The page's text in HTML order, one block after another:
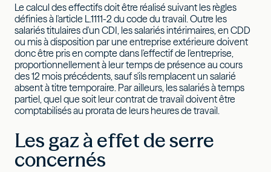
Le calcul des effectifs doit être réalisé suivant les règles
définies à l'article L.1111-2 du code du travail. Outre les
salariés titulaires d'un CDI, les salariés intérimaires, en CDD
ou mis à disposition par une entreprise extérieure doivent
donc être pris en compte dans l'effectif de l'entreprise,
proportionnellement à leur temps de présence au cours
des 12 mois précédents, sauf s'ils remplacent un salarié
absent à titre temporaire. Par ailleurs, les salariés à temps
partiel, quel que soit leur contrat de travail doivent être
comptabilisés au prorata de leurs heures de travail.
Les gaz à effet de serre
concernés